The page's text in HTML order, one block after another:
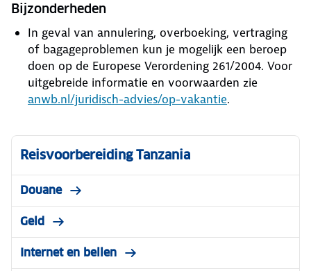
Bijzonderheden
In geval van annulering, overboeking, vertraging
of bagageproblemen kun je mogelijk een beroep
doen op de Europese Verordening 261/2004. Voor
uitgebreide informatie en voorwaarden zie
anwb.nl/juridisch-advies/op-vakantie.
Reisvoorbereiding Tanzania
Douane
Geld
Internet en bellen